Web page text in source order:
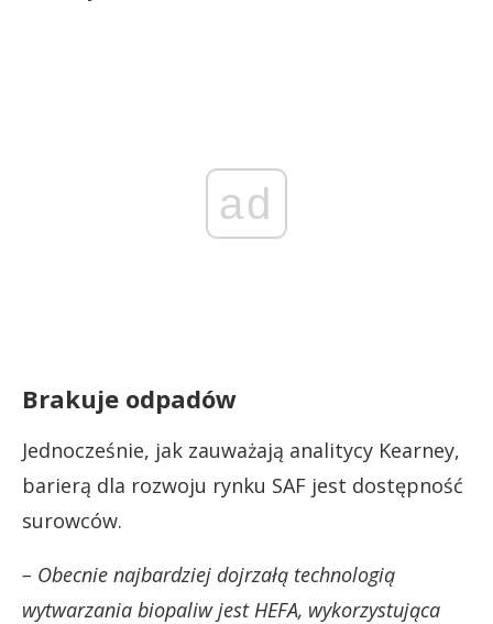
ad
Brakuje odpadów
Jednocześnie, jak zauważają analitycy Kearney,
barierą dla rozwoju rynku SAF jest dostępność
surowców.
– Obecnie najbardziej dojrzałą technologią
wytwarzania biopaliw jest HEFA, wykorzystująca